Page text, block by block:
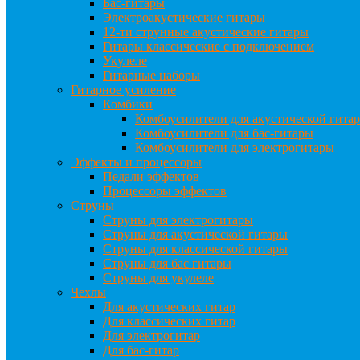
Бас-гитары
Электроакустические гитары
12-ти струнные акустические гитары
Гитары классические с подключением
Укулеле
Гитарные наборы
Гитарное усиление
Комбики
Комбоусилители для акустической
Комбоусилители для бас-гитары
Комбоусилители для электрогитары
Эффекты и процессоры
Педали эффектов
Процессоры эффектов
Струны
Струны для электрогитары
Струны для акустической гитары
Струны для классической гитары
Струны для бас гитары
Струны для укулеле
Чехлы
Для акустических гитар
Для классических гитар
Для электрогитар
Для бас-гитар